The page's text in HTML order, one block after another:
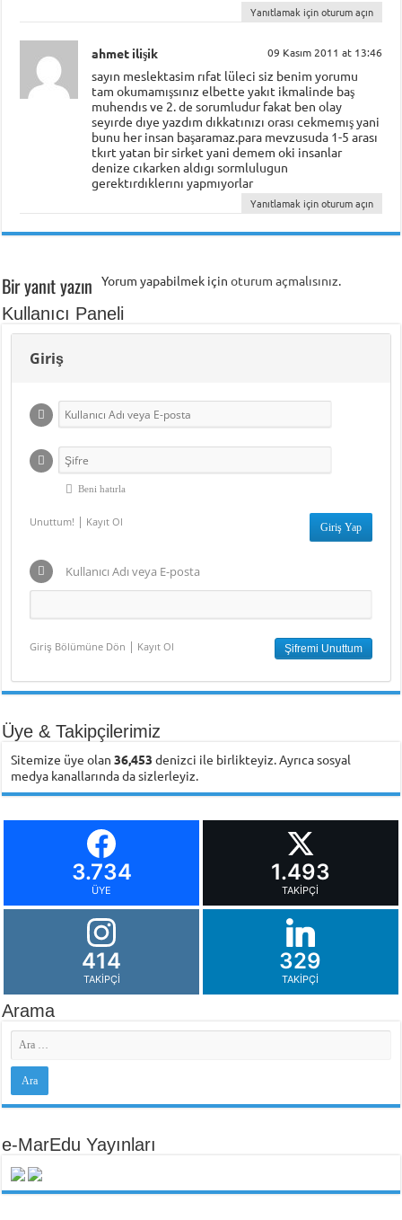
Yanıtlamak için oturum açın
ahmet ilişik 09 Kasım 2011 at 13:46
sayın meslektasim rıfat lüleci siz benim yorumu
tam okumamışsınız elbette yakıt ikmalinde baş
muhendıs ve 2. de sorumludur fakat ben olay
seyırde dıye yazdım dıkkatınızı orası cekmemış yani
bunu her insan başaramaz.para mevzusuda 1-5 arası
tkırt yatan bir sirket yani demem oki insanlar
denize cıkarken aldıgı sormlulugun
gerektırdıklerını yapmıyorlar
Yanıtlamak için oturum açın
Bir yanıt yazın Yorum yapabilmek içinoturum açmalısınız.
Kullanıcı Paneli
Giriş
Beni hatırla
Unuttum! | Kayıt Ol
Kullanıcı Adı veya E-posta
Giriş Bölümüne Dön | Kayıt Ol
Üye & Takipçilerimiz
Sitemize üye olan36,453 denizci ile birlikteyiz. Ayrıca sosyal
medya kanallarında da sizlerleyiz.
3.734
ÜYE
1.493
TAKIPÇI
414
TAKIPÇI
329
TAKIPÇI
Arama
e-MarEdu Yayınları